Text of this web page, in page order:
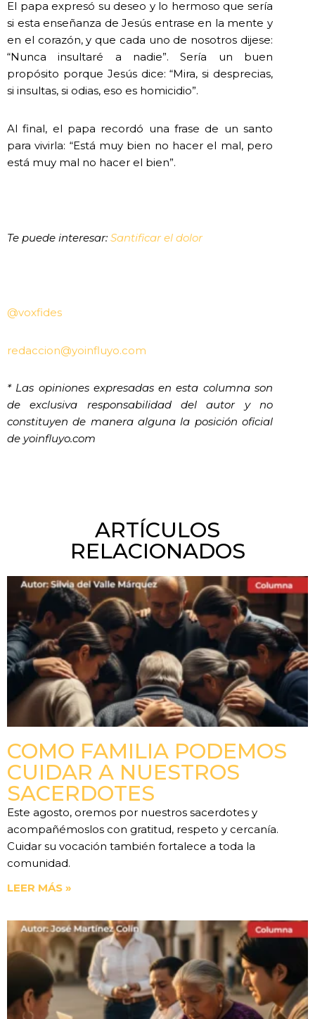
El papa expresó su deseo y lo hermoso que sería
si esta enseñanza de Jesús entrase en la mente y
en el corazón, y que cada uno de nosotros dijese:
“Nunca insultaré a nadie”. Sería un buen
propósito porque Jesús dice: “Mira, si desprecias,
si insultas, si odias, eso es homicidio”.
Al final, el papa recordó una frase de un santo
para vivirla: “Está muy bien no hacer el mal, pero
está muy mal no hacer el bien”.
Te puede interesar: Santificar el dolor
@voxfides
redaccion@yoinfluyo.com
* Las opiniones expresadas en esta columna son
de exclusiva responsabilidad del autor y no
constituyen de manera alguna la posición oficial
de yoinfluyo.com
ARTÍCULOS
RELACIONADOS
COMO FAMILIA PODEMOS
CUIDAR A NUESTROS
SACERDOTES
Este agosto, oremos por nuestros sacerdotes y
acompañémoslos con gratitud, respeto y cercanía.
Cuidar su vocación también fortalece a toda la
comunidad.
LEER MÁS »